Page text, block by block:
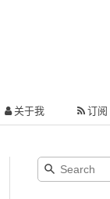
关于我 订阅